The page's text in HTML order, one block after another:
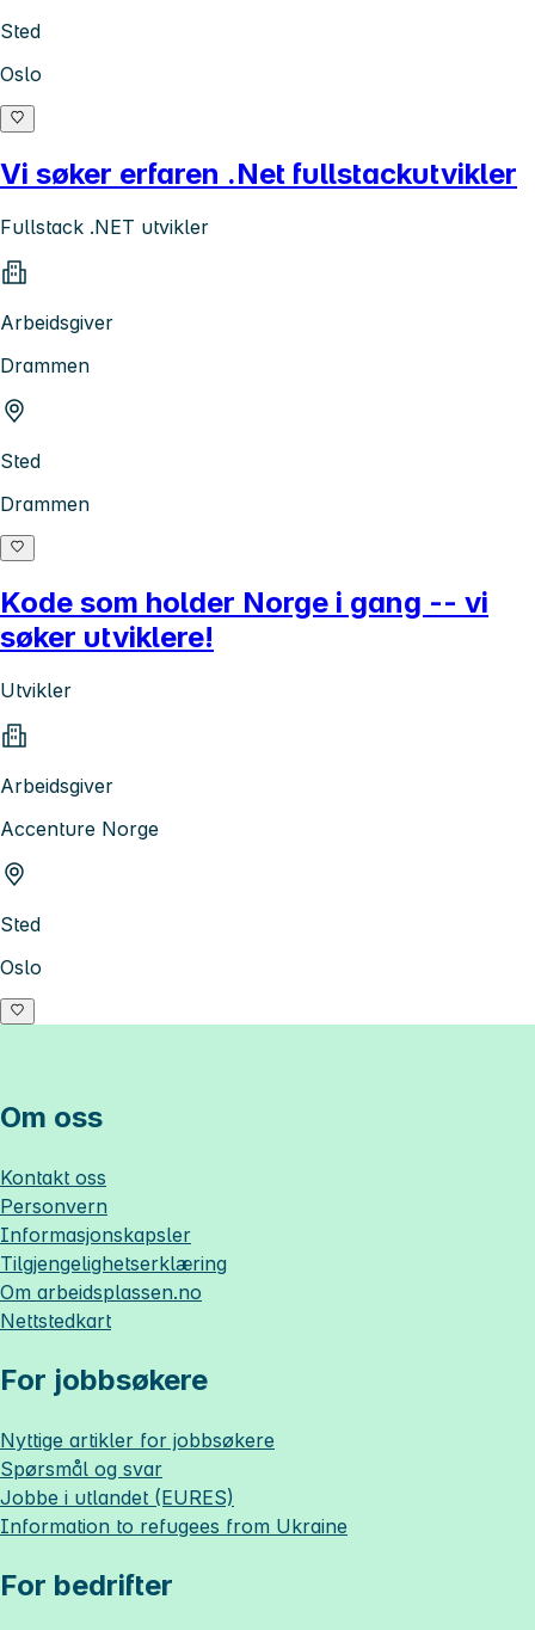
Sted
Oslo
Vi søker erfaren .Net fullstackutvikler
Fullstack .NET utvikler
Arbeidsgiver
Drammen
Sted
Drammen
Kode som holder Norge i gang -- vi
søker utviklere!
Utvikler
Arbeidsgiver
Accenture Norge
Sted
Oslo
Om oss
Kontakt oss
Personvern
Informasjonskapsler
Tilgjengelighetserklæring
Om arbeidsplassen.no
Nettstedkart
For jobbsøkere
Nyttige artikler for jobbsøkere
Spørsmål og svar
Jobbe i utlandet (EURES)
Information to refugees from Ukraine
For bedrifter